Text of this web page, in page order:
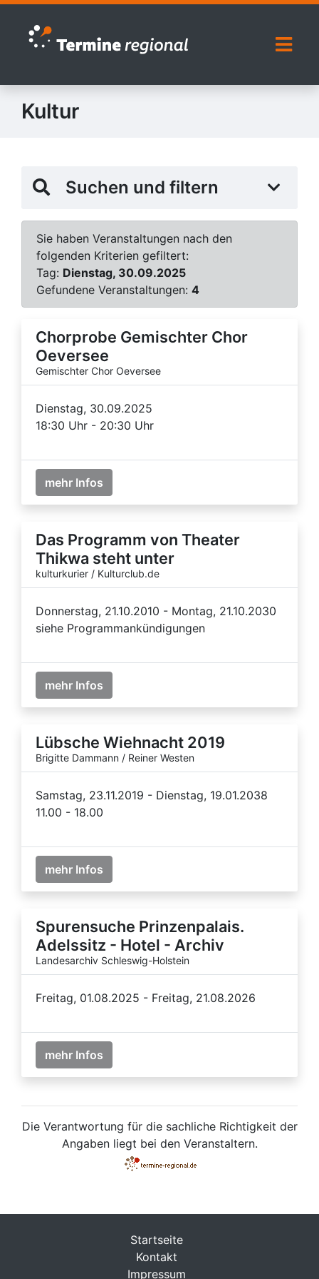
Zur Navigation springen
Zum Inhalt springen
Kultur
Suchen und filtern
Sie haben Veranstaltungen nach den
folgenden Kriterien gefiltert:
Tag: Dienstag, 30.09.2025
Gefundene Veranstaltungen: 4
Chorprobe Gemischter Chor
Oeversee
Gemischter Chor Oeversee
Dienstag, 30.09.2025
18:30 Uhr - 20:30 Uhr
mehr Infos
Das Programm von Theater
Thikwa steht unter
kulturkurier / Kulturclub.de
Donnerstag, 21.10.2010 - Montag, 21.10.2030
siehe Programmankündigungen
mehr Infos
Lübsche Wiehnacht 2019
Brigitte Dammann / Reiner Westen
Samstag, 23.11.2019 - Dienstag, 19.01.2038
11.00 - 18.00
mehr Infos
Spurensuche Prinzenpalais.
Adelssitz - Hotel - Archiv
Landesarchiv Schleswig-Holstein
Freitag, 01.08.2025 - Freitag, 21.08.2026
mehr Infos
Die Verantwortung für die sachliche Richtigkeit der
Angaben liegt bei den Veranstaltern.
Startseite
Kontakt
Impressum